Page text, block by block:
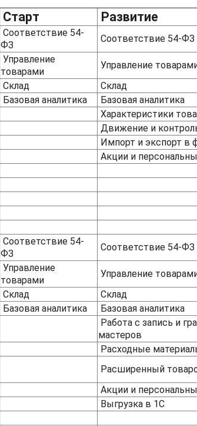
Старт Развитие
Соответствие 54-
ФЗ
Соответствие 54-ФЗ
Управление
товарами
Управление
Склад
Склад
Базовая аналитика
Базовая аналитика
Характеристики
Движение и
Импорт и экспорт в
Акции и
Соответствие 54-
ФЗ
Соответствие 54-ФЗ
Управление
товарами
Управление
Склад
Склад
Базовая аналитика
Базовая аналитика
Работа с запись и
мастеров
Расходные
Расширенный
Акции и
Выгрузка в 1С